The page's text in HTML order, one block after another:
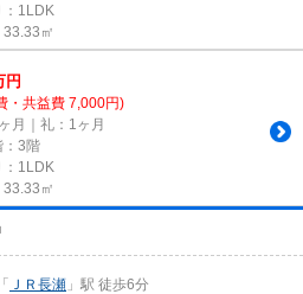
：1LDK
㎡
円
・共益費 7,000円)
月｜礼：1ヶ月
：3階
：1LDK
㎡
「 ＪＲ長瀬 」駅 徒歩6分